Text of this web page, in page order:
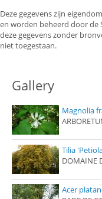
Deze gegevens zijn
en worden beheerd door de
deze gegevens zonder
niet toegestaan.
Gallery
Magnolia
Tilia
DOMAINE
Acer